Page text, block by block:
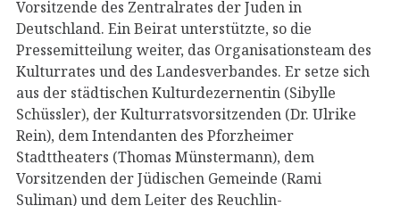
Vorsitzende des Zentralrates der Juden in
Deutschland. Ein Beirat unterstützte, so die
Pressemitteilung weiter, das Organisationsteam des
Kulturrates und des Landesverbandes. Er setze sich
aus der städtischen Kulturdezernentin (Sibylle
Schüssler), der Kulturratsvorsitzenden (Dr. Ulrike
Rein), dem Intendanten des Pforzheimer
Stadttheaters (Thomas Münstermann), dem
Vorsitzenden der Jüdischen Gemeinde (Rami
Suliman) und dem Leiter des Reuchlin-